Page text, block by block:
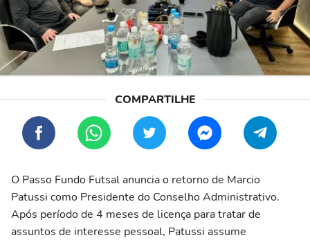
O Passo Fundo Futsal anuncia o retorno de Marcio
Patussi como Presidente do Conselho Administrativo.
Após período de 4 meses de licença para tratar de
assuntos de interesse pessoal, Patussi assume